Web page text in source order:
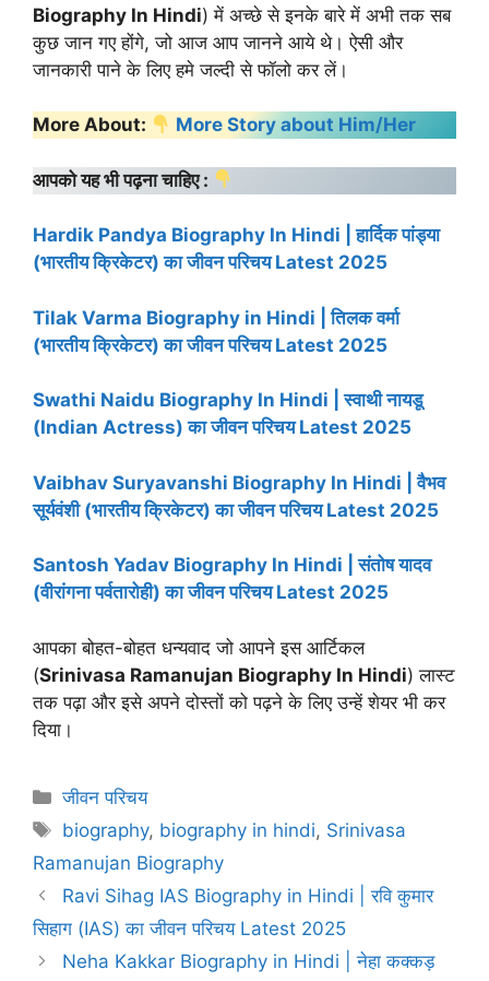
Biography In Hindi) में अच्छे से इनके बारे में अभी तक सब
कुछ जान गए होंगे, जो आज आप जानने आये थे। ऐसी और
जानकारी पाने के लिए हमे जल्दी से फॉलो कर लें।
More About: More Story about Him/Her
आपको यह भी पढ़ना चाहिए :
Hardik Pandya Biography In Hindi | हार्दिक पांड्या
(भारतीय क्रिकेटर) का जीवन परिचय Latest 2025
Tilak Varma Biography in Hindi | तिलक वर्मा
(भारतीय क्रिकेटर) का जीवन परिचय Latest 2025
Swathi Naidu Biography In Hindi | स्वाथी नायडू
(Indian Actress) का जीवन परिचय Latest 2025
Vaibhav Suryavanshi Biography In Hindi | वैभव
सूर्यवंशी (भारतीय क्रिकेटर) का जीवन परिचय Latest 2025
Santosh Yadav Biography In Hindi | संतोष यादव
(वीरांगना पर्वतारोही) का जीवन परिचय Latest 2025
आपका बोहत-बोहत धन्यवाद जो आपने इस आर्टिकल
(Srinivasa Ramanujan Biography In Hindi) लास्ट
तक पढ़ा और इसे अपने दोस्तों को पढ़ने के लिए उन्हें शेयर भी कर
दिया।
Categories
जीवन परिचय
Tags
biography, biography in hindi, Srinivasa
Ramanujan Biography
Ravi Sihag IAS Biography in Hindi | रवि कुमार
सिहाग (IAS) का जीवन परिचय Latest 2025
Neha Kakkar Biography in Hindi | नेहा कक्कड़